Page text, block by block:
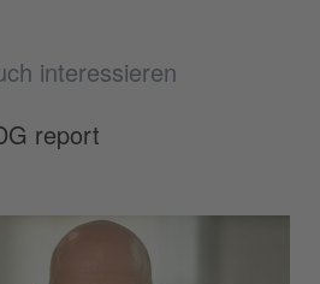
interessieren
report